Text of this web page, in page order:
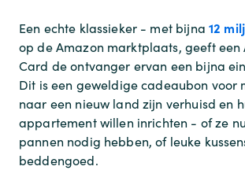
Een echte klassieker - met bijna 12
op de Amazon marktplaats, geeft een
Card de ontvanger ervan een bijna
Dit is een geweldige cadeaubon voor
naar een nieuw land zijn verhuisd en
appartement willen inrichten - of ze
pannen nodig hebben, of leuke
beddengoed.